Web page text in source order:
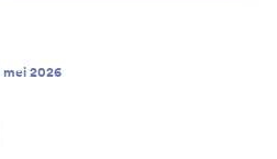
mei 2026